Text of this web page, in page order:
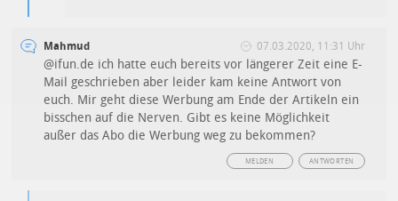
Mahmud 07.03.2020, 11:31 Uhr
@ifun.de ich hatte euch bereits vor längerer Zeit eine E-
Mail geschrieben aber leider kam keine Antwort von
euch. Mir geht diese Werbung am Ende der Artikeln ein
bisschen auf die Nerven. Gibt es keine Möglichkeit
außer das Abo die Werbung weg zu bekommen?
ANTWORTEN
MELDEN